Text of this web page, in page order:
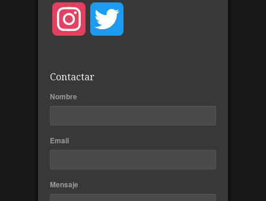
Instagram
Contactar
Nombre
Email
Mensaje